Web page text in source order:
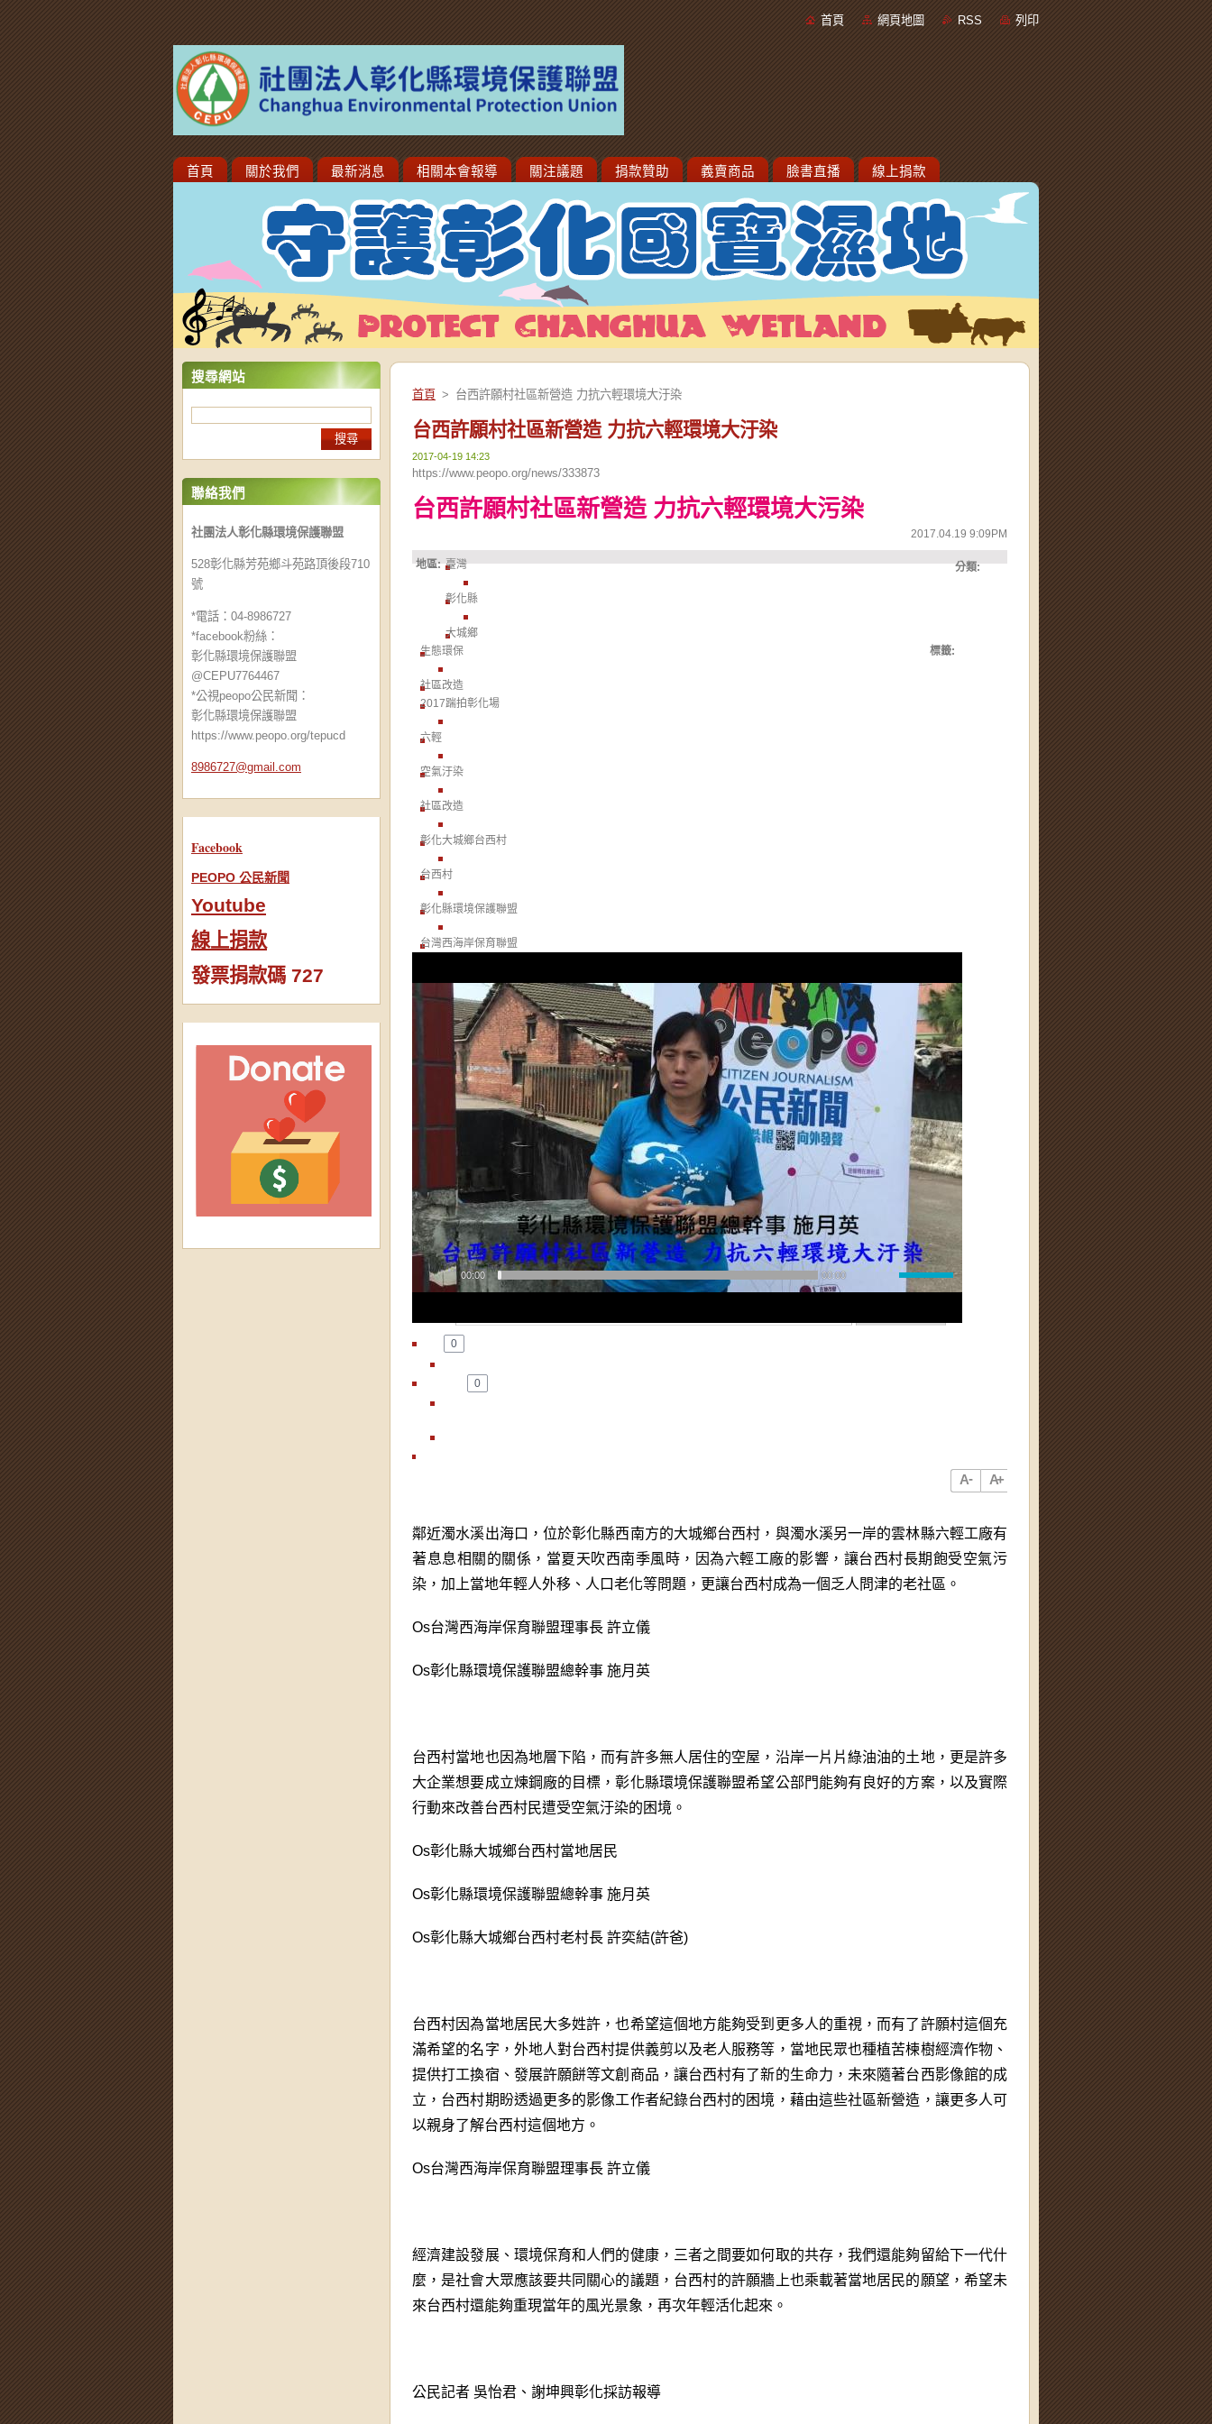
首頁 網頁地圖 RSS 列印
首頁 關於我們 最新消息 相關本會報導 關注議題 捐款贊助 義賣商品 臉書直播 線上捐款
搜尋網站
聯絡我們
社團法人彰化縣環境保護聯盟
528彰化縣芳苑鄉斗苑路頂後段710
號
*電話：04-8986727
*facebook粉絲：
彰化縣環境保護聯盟
@CEPU7764467
*公視peopo公民新聞：
彰化縣環境保護聯盟
https://www.peopo.org/tepucd
8986727@gmail.com
Facebook
PEOPO 公民新聞
Youtube
線上捐款
發票捐款碼 727
首頁 > 台西許願村社區新營造 力抗六輕環境大汙染
台西許願村社區新營造 力抗六輕環境大汙染
2017-04-19 14:23
https://www.peopo.org/news/333873
台西許願村社區新營造 力抗六輕環境大污染
2017.04.19 9:09PM
地區: 臺灣
彰化縣
大城鄉
分類:
生態環保
社區改造
標籤:
2017踹拍彰化場
六輕
空氣汙染
社區改造
彰化大城鄉台西村
台西村
彰化縣環境保護聯盟
台灣西海岸保育聯盟
00:00 00:00
0
0
-
A +
A
鄰近濁水溪出海口，位於彰化縣西南方的大城鄉台西村，與濁水溪另一岸的雲林縣六輕工廠有
著息息相關的關係，當夏天吹西南季風時，因為六輕工廠的影響，讓台西村長期飽受空氣污
染，加上當地年輕人外移、人口老化等問題，更讓台西村成為一個乏人問津的老社區。
Os台灣西海岸保育聯盟理事長 許立儀
Os彰化縣環境保護聯盟總幹事 施月英
台西村當地也因為地層下陷，而有許多無人居住的空屋，沿岸一片片綠油油的土地，更是許多
大企業想要成立煉鋼廠的目標，彰化縣環境保護聯盟希望公部門能夠有良好的方案，以及實際
行動來改善台西村民遭受空氣汙染的困境。
Os彰化縣大城鄉台西村當地居民
Os彰化縣環境保護聯盟總幹事 施月英
Os彰化縣大城鄉台西村老村長 許奕結(許爸)
台西村因為當地居民大多姓許，也希望這個地方能夠受到更多人的重視，而有了許願村這個充
滿希望的名字，外地人對台西村提供義剪以及老人服務等，當地民眾也種植苦楝樹經濟作物、
提供打工換宿、發展許願餅等文創商品，讓台西村有了新的生命力，未來隨著台西影像館的成
立，台西村期盼透過更多的影像工作者紀錄台西村的困境，藉由這些社區新營造，讓更多人可
以親身了解台西村這個地方。
Os台灣西海岸保育聯盟理事長 許立儀
經濟建設發展、環境保育和人們的健康，三者之間要如何取的共存，我們還能夠留給下一代什
麼，是社會大眾應該要共同關心的議題，台西村的許願牆上也乘載著當地居民的願望，希望未
來台西村還能夠重現當年的風光景象，再次年輕活化起來。
公民記者 吳怡君、謝坤興彰化採訪報導